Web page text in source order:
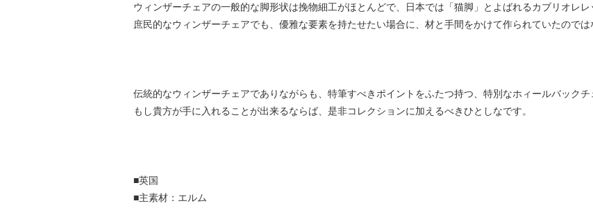
ウィンザーチェアの一般的な脚形状は挽物細工がほとんどで、日本では「猫脚」とよばれるカブリオレ
庶民的なウィンザーチェアでも、優雅な要素を持たせたい場合に、材と手間をかけて作られていたのでは
伝統的なウィンザーチェアでありながらも、特筆すべきポイントをふたつ持つ、特別なホィールバックチ
もし貴方が手に入れることが出来るならば、是非コレクションに加えるべきひとしなです。
■英国
■主素材：エルム